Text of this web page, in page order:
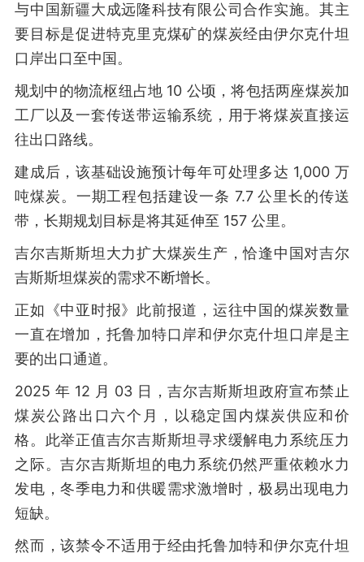
与中国新疆大成远隆科技有限公司合作实施。其主
要目标是促进特克里克煤矿的煤炭经由伊尔克什坦
口岸出口至中国。
规划中的物流枢纽占地 10 公顷，将包括两座煤炭加
工厂以及一套传送带运输系统，用于将煤炭直接运
往出口路线。
建成后，该基础设施预计每年可处理多达 1,000 万
吨煤炭。一期工程包括建设一条 7.7 公里长的传送
带，长期规划目标是将其延伸至 157 公里。
吉尔吉斯斯坦大力扩大煤炭生产，恰逢中国对吉尔
吉斯斯坦煤炭的需求不断增长。
正如《中亚时报》此前报道，运往中国的煤炭数量
一直在增加，托鲁加特口岸和伊尔克什坦口岸是主
要的出口通道。
2025 年 12 月 03 日，吉尔吉斯斯坦政府宣布禁止
煤炭公路出口六个月，以稳定国内煤炭供应和价
格。此举正值吉尔吉斯斯坦寻求缓解电力系统压力
之际。吉尔吉斯斯坦的电力系统仍然严重依赖水力
发电，冬季电力和供暖需求激增时，极易出现电力
短缺。
然而，该禁令不适用于经由托鲁加特和伊尔克什坦